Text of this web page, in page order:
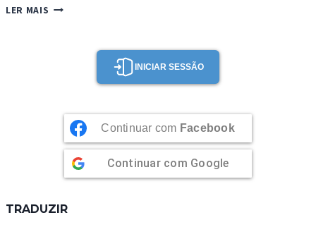
LER MAIS LICOR
INICIAR SESSÃO
Continuar com Facebook
Continuar com Google
TRADUZIR